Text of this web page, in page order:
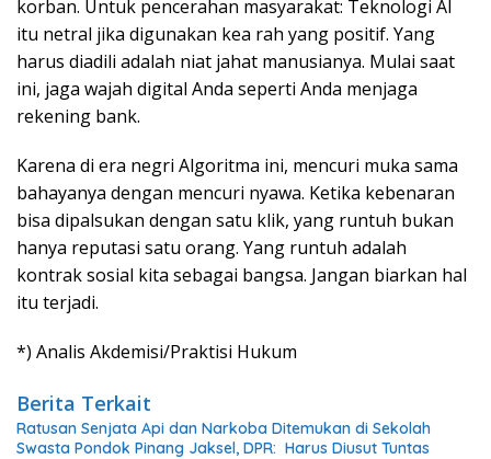
korban. Untuk pencerahan masyarakat: Teknologi AI
itu netral jika digunakan kea rah yang positif. Yang
harus diadili adalah niat jahat manusianya. Mulai saat
ini, jaga wajah digital Anda seperti Anda menjaga
rekening bank.
Karena di era negri Algoritma ini, mencuri muka sama
bahayanya dengan mencuri nyawa. Ketika kebenaran
bisa dipalsukan dengan satu klik, yang runtuh bukan
hanya reputasi satu orang. Yang runtuh adalah
kontrak sosial kita sebagai bangsa. Jangan biarkan hal
itu terjadi.
*) Analis Akdemisi/Praktisi Hukum
Berita Terkait
Ratusan Senjata Api dan Narkoba Ditemukan di Sekolah
Swasta Pondok Pinang Jaksel, DPR: Harus Diusut Tuntas